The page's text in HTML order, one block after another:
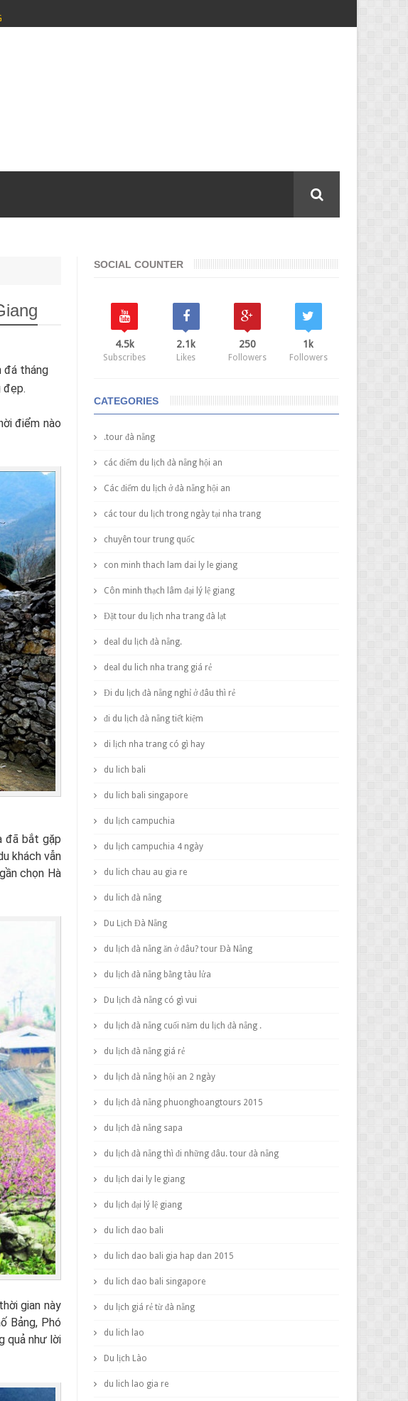
đá tháng
đẹp.
điểm nào
đã bắt gặp
khách vẫn
chọn Hà
gian này
Bảng, Phó
quả như lời
SOCIAL COUNTER
4.5k
Subscribes
2.1k
Likes
250
Followers
1k
Followers
CATEGORIES
.tour đà nẵng
các điểm du lịch đà nẵng hội an
Các điểm du lịch ở đà nẵng hội an
các tour du lịch trong ngày tại nha trang
chuyên tour trung quốc
con minh thach lam dai ly le giang
Côn minh thạch lâm đại lý lệ giang
Đặt tour du lịch nha trang đà lạt
deal du lịch đà nẵng.
deal du lich nha trang giá rẻ
Đi du lịch đà nẵng nghỉ ở đâu thì rẻ
đi du lịch đà nẵng tiết kiệm
di lịch nha trang có gì hay
du lich bali
du lich bali singapore
du lịch campuchia
du lịch campuchia 4 ngày
du lich chau au gia re
du lich đà nẵng
Du Lịch Đà Nẵng
du lịch đà nẵng ăn ở đâu? tour Đà Nẵng
du lịch đà nẵng bằng tàu lửa
Du lịch đà nẵng có gì vui
du lịch đà nẵng cuối năm du lịch đà nẵng .
du lịch đà nẵng giá rẻ
du lịch đà nẵng hội an 2 ngày
du lịch đà nẵng phuonghoangtours 2015
du lịch đà nẵng sapa
du lịch đà nẵng thì đi những đâu. tour đà nẵng
du lịch dai ly le giang
du lịch đại lý lệ giang
du lich dao bali
du lich dao bali gia hap dan 2015
du lich dao bali singapore
du lịch giá rẻ từ đà nẵng
du lich lao
Du lịch Lào
du lich lao gia re